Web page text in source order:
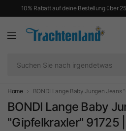
10% Rabatt auf deine Bestellung über
Home BONDI Lange Baby Jungen Jeans
BONDI Lange Baby
"Gipfelkraxler" 91725